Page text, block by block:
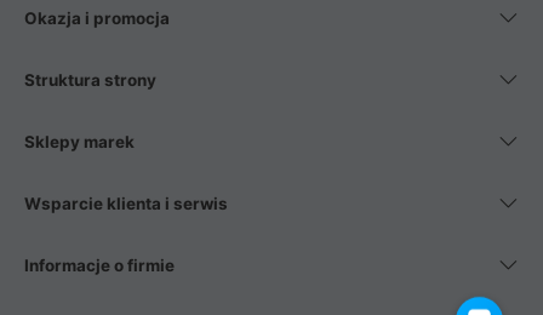
Okazja i promocja
Struktura strony
Sklepy marek
Wsparcie klienta i serwis
Informacje o firmie